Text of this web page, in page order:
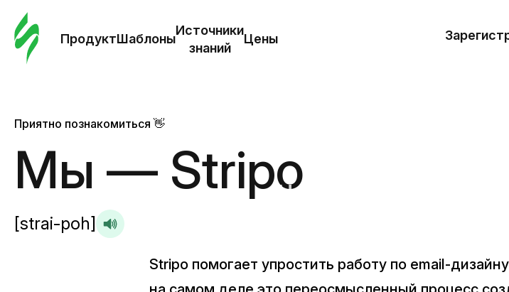
ПродуктШаблоны
Источники
знаний
Цены
Цены
Приятно познакомиться 👋
Мы — Stripo
[strai-poh]
Stripo помогает упростить работу по email-